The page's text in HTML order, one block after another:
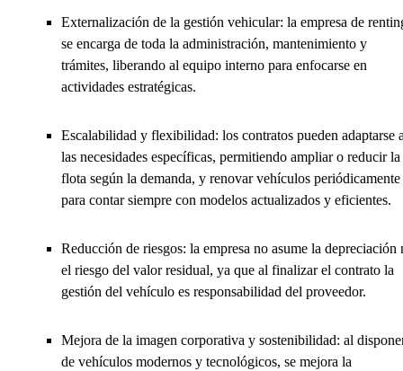
Externalización de la gestión vehicular: la empresa de
se encarga de toda la administración, mantenimiento y
trámites, liberando al equipo interno para enfocarse en
actividades estratégicas.
Escalabilidad y flexibilidad: los contratos pueden adaptarse
las necesidades específicas, permitiendo ampliar o reducir la
flota según la demanda, y renovar vehículos periódicamente
para contar siempre con modelos actualizados y eficientes.
Reducción de riesgos: la empresa no asume la depreciación
el riesgo del valor residual, ya que al finalizar el contrato la
gestión del vehículo es responsabilidad del proveedor.
Mejora de la imagen corporativa y sostenibilidad: al
de vehículos modernos y tecnológicos, se mejora la